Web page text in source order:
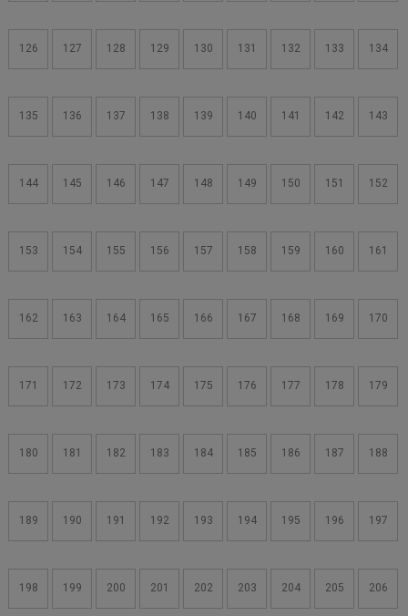
126 127 128 129 130 131 132 133 134
135 136 137 138 139 140 141 142 143
144 145 146 147 148 149 150 151 152
153 154 155 156 157 158 159 160 161
162 163 164 165 166 167 168 169 170
171 172 173 174 175 176 177 178 179
180 181 182 183 184 185 186 187 188
189 190 191 192 193 194 195 196 197
198 199 200 201 202 203 204 205 206